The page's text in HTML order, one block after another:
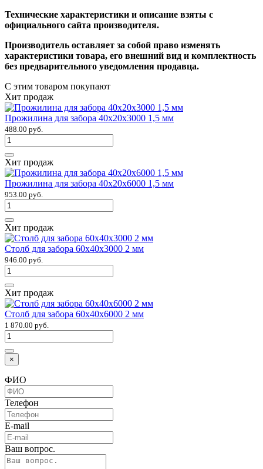
Технические характеристики и описание взяты с
официального сайта производителя.
Производитель оставляет за собой право изменять
характеристики товара, его внешний вид и комплектность
без предварительного уведомления продавца.
С этим товаром покупают
Хит продаж
Прожилина для забора 40х20х3000 1,5 мм
488.00 руб.
Хит продаж
Прожилина для забора 40х20х6000 1,5 мм
953.00 руб.
Хит продаж
Столб для забора 60х40х3000 2 мм
946.00 руб.
Хит продаж
Столб для забора 60х40х6000 2 мм
1 870.00 руб.
×
ФИО
Телефон
E-mail
Ваш вопрос.